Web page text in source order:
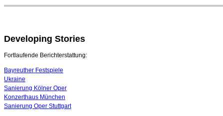
Developing Stories
Fortlaufende Berichterstattung:
Bayreuther Festspiele
Ukraine
Sanierung Kölner Oper
Konzerthaus München
Sanierung Oper Stuttgart